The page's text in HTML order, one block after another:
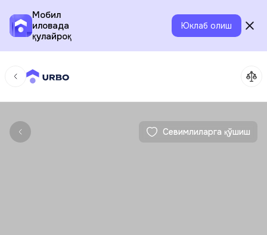
Мобил
иловада
қулайроқ
Юклаб олиш
Севимлиларга қўшиш